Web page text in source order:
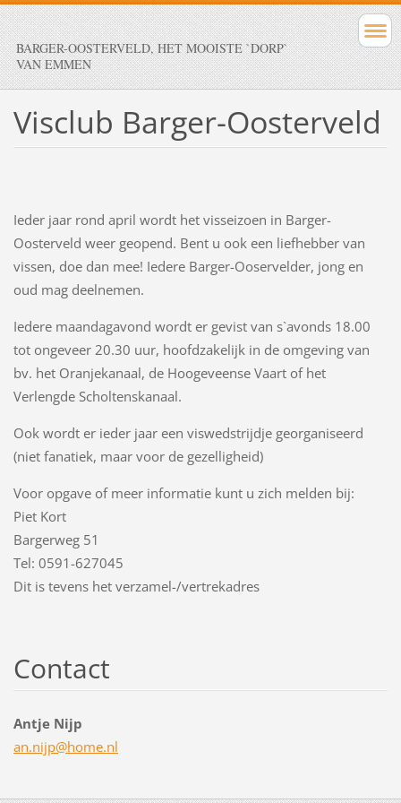
BARGER-OOSTERVELD, HET MOOISTE `DORP`
VAN EMMEN
Visclub Barger-Oosterveld
Ieder jaar rond april wordt het visseizoen in Barger-
Oosterveld weer geopend. Bent u ook een liefhebber van
vissen, doe dan mee! Iedere Barger-Ooservelder, jong en
oud mag deelnemen.
Iedere maandagavond wordt er gevist van s`avonds 18.00
tot ongeveer 20.30 uur, hoofdzakelijk in de omgeving van
bv. het Oranjekanaal, de Hoogeveense Vaart of het
Verlengde Scholtenskanaal.
Ook wordt er ieder jaar een viswedstrijdje georganiseerd
(niet fanatiek, maar voor de gezelligheid)
Voor opgave of meer informatie kunt u zich melden bij:
Piet Kort
Bargerweg 51
Tel: 0591-627045
Dit is tevens het verzamel-/vertrekadres
Contact
Antje Nijp
an.nijp@home.nl